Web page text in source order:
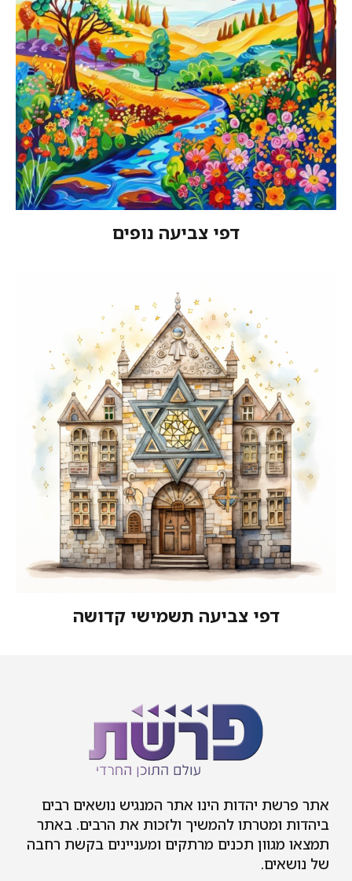
דפי צביעה נופים
תשמישי קדושה
הינו אתר המנגיש נושאים רבים
להמשיך ולזכות את הרבים. באתר
מרתקים ומעניינים בקשת רחבה